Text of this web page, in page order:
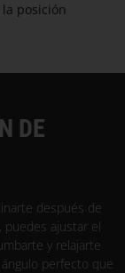
posición
DE
después de
puedes ajustar el
y relajarte
perfecto que